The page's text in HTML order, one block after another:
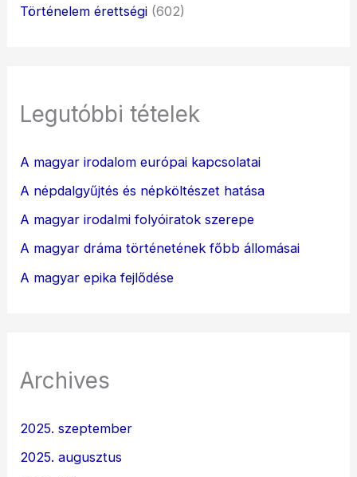
Történelem érettségi (602)
Legutóbbi tételek
A magyar irodalom európai kapcsolatai
A népdalgyűjtés és népköltészet hatása
A magyar irodalmi folyóiratok szerepe
A magyar dráma történetének főbb állomásai
A magyar epika fejlődése
Archives
2025. szeptember
2025. augusztus